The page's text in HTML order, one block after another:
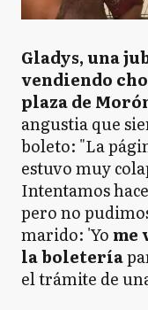
Gladys, una
vendiendo
plaza de
angustia que
boleto: "La
estuvo muy
Intentamos
pero no
marido: 'Yo me
la boletería
el trámite de